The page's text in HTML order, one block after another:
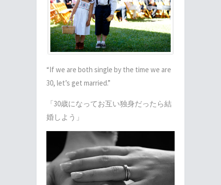
“If we are both single by the time we are
30, let’s get married.”
「30歳になってお互い独身だったら結
婚しよう」